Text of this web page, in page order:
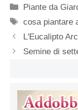
Categorie
Piante da
Tag
cosa piantare
L'Eucalipto
Semine di